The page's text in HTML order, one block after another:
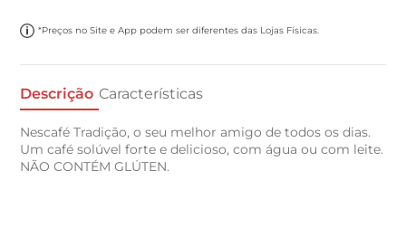
*Preços no Site e App podem ser diferentes das Lojas Físicas.
Descrição Características
Nescafé Tradição, o seu melhor amigo de todos os dias.
Um café solúvel forte e delicioso, com água ou com leite.
NÃO CONTÉM GLÚTEN.